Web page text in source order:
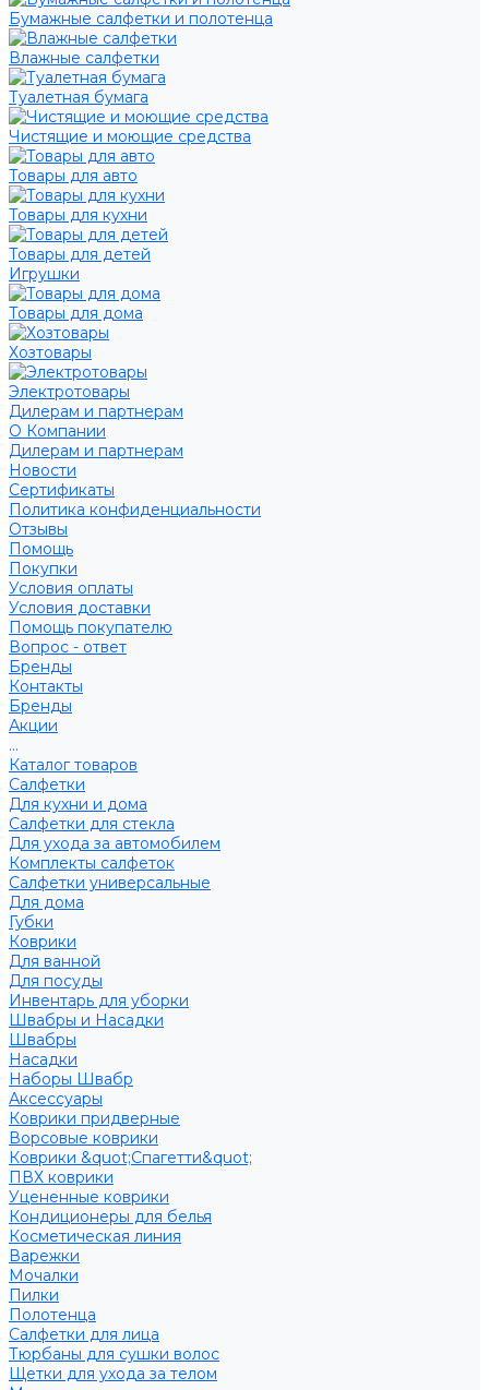
Бумажные салфетки и полотенца
Влажные салфетки
Туалетная бумага
Чистящие и моющие средства
Товары для авто
Товары для кухни
Товары для детей
Игрушки
Товары для дома
Хозтовары
Электротовары
Дилерам и партнерам
О Компании
Дилерам и партнерам
Новости
Сертификаты
Политика конфиденциальности
Отзывы
Помощь
Покупки
Условия оплаты
Условия доставки
Помощь покупателю
Вопрос - ответ
Бренды
Контакты
Бренды
Акции
...
Каталог товаров
Салфетки
Для кухни и дома
Салфетки для стекла
Для ухода за автомобилем
Комплекты салфеток
Салфетки универсальные
Для дома
Губки
Коврики
Для ванной
Для посуды
Инвентарь для уборки
Швабры и Насадки
Швабры
Насадки
Наборы Швабр
Аксессуары
Коврики придверные
Ворсовые коврики
Коврики &quot;Спагетти&quot;
ПВХ коврики
Уцененные коврики
Кондиционеры для белья
Косметическая линия
Варежки
Мочалки
Пилки
Полотенца
Салфетки для лица
Тюрбаны для сушки волос
Щетки для ухода за телом